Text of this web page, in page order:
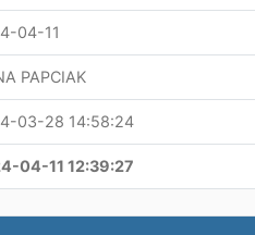
04-11
PAPCIAK
03-28 14:58:24
04-11 12:39:27